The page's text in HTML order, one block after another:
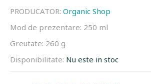
PRODUCATOR: Organic Shop
Mod de prezentare: 250 ml
Greutate: 260 g
Disponibilitate: Nu este in stoc